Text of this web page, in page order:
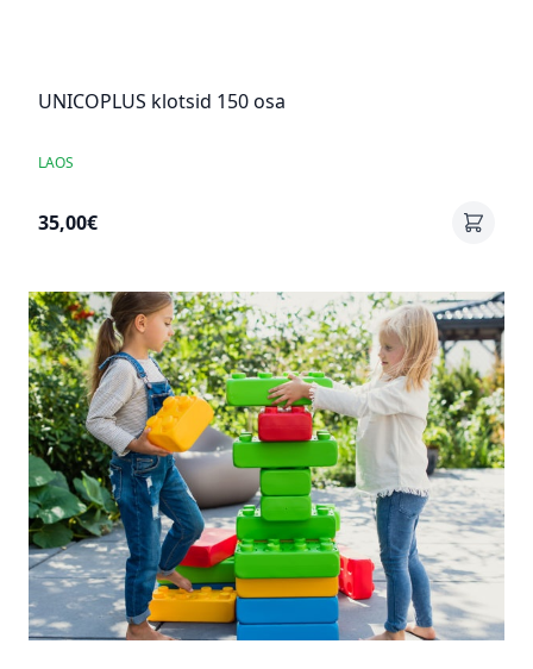
UNICOPLUS klotsid 150 osa
LAOS
35,00€